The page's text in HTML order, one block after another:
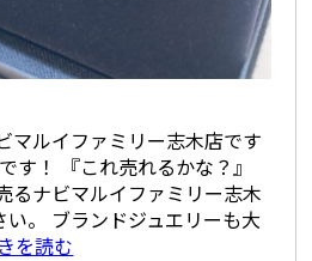
マルイファミリー志木店です
す！ 『これ売れるかな？』
るナビマルイファミリー志木
。 ブランドジュエリーも大
を読む